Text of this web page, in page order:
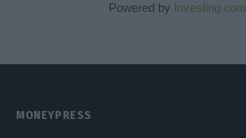
Powered by Investing.com
MONEYPRESS